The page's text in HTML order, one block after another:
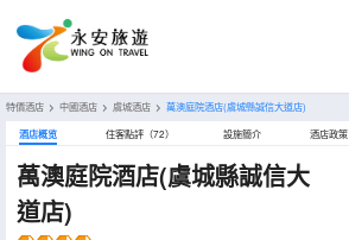
特價酒店 > 中國酒店 > 虞城酒店 > 萬澳庭院酒店(虞城縣誠信大道店)
酒店概览 住客點評（72） 設施簡介 酒店政策
萬澳庭院酒店(虞城縣誠信大
道店)